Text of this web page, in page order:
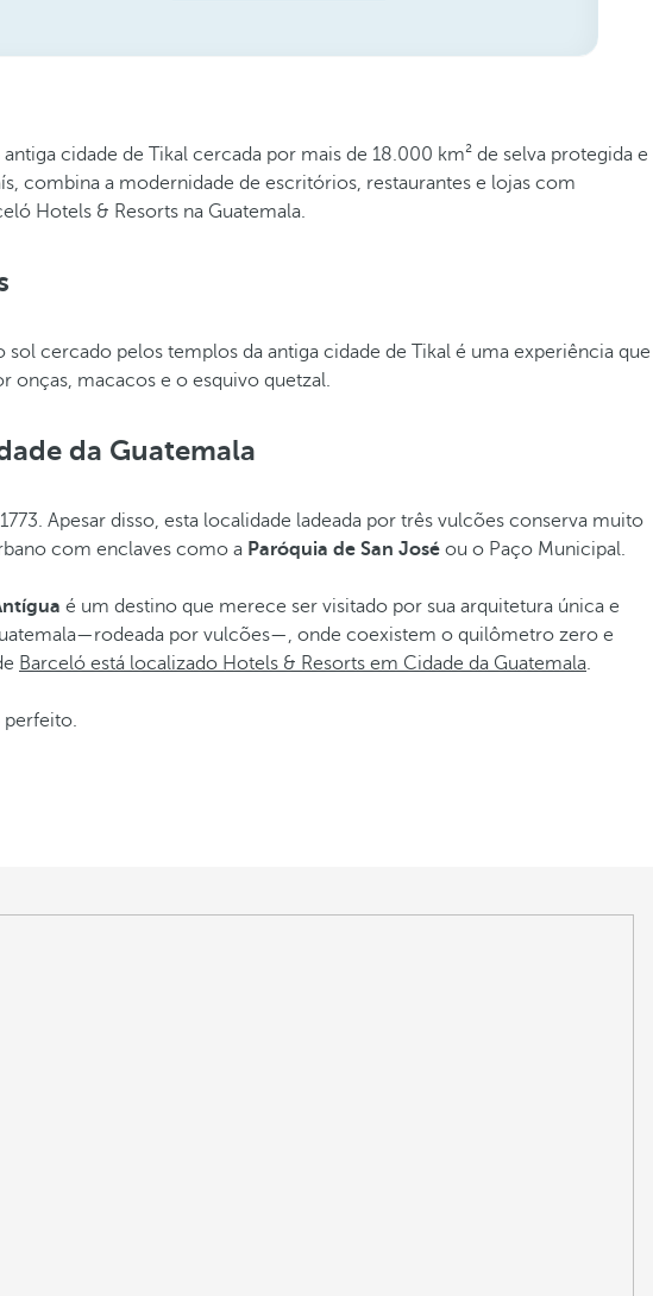
cidade de Tikal cercada por mais de 18.000 km² de selva protegida e
combina a modernidade de escritórios, restaurantes e lojas com
Hotels & Resorts na Guatemala.
cercado pelos templos da antiga cidade de Tikal é uma experiência que
onças, macacos e o esquivo quetzal.
da Guatemala
Apesar disso, esta localidade ladeada por três vulcões conserva muito
com enclaves como a Paróquia de San José ou o Paço Municipal.
é um destino que merece ser visitado por sua arquitetura única e
por vulcões—, onde coexistem o quilômetro zero e
Barceló está localizado Hotels & Resorts em Cidade da Guatemala.
perfeito.